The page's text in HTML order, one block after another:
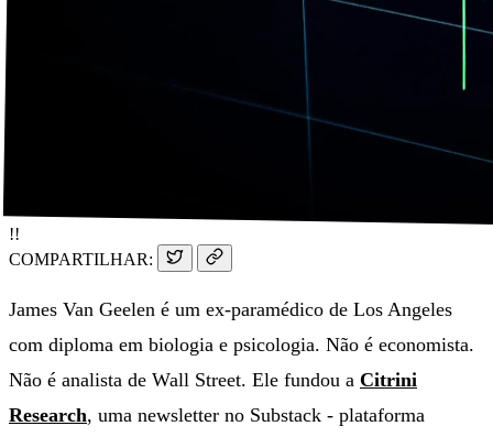
!!
COMPARTILHAR:
James Van Geelen é um ex-paramédico de Los Angeles
com diploma em biologia e psicologia. Não é economista.
Não é analista de Wall Street. Ele fundou a Citrini
Research, uma newsletter no Substack - plataforma